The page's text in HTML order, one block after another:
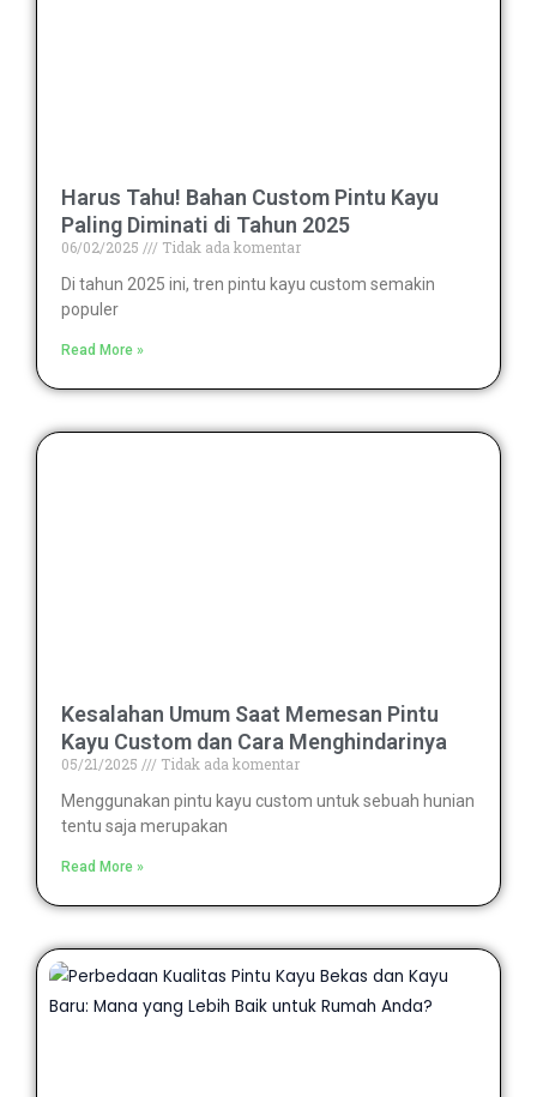
Harus Tahu! Bahan Custom Pintu Kayu
Paling Diminati di Tahun 2025
06/02/2025
Tidak ada komentar
Di tahun 2025 ini, tren pintu kayu custom semakin
populer
Read More »
Kesalahan Umum Saat Memesan Pintu
Kayu Custom dan Cara Menghindarinya
05/21/2025
Tidak ada komentar
Menggunakan pintu kayu custom untuk sebuah hunian
tentu saja merupakan
Read More »